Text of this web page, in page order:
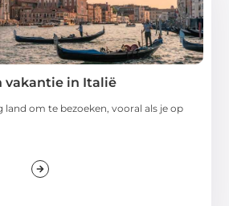
vakantie in Italië
land om te bezoeken, vooral als je op